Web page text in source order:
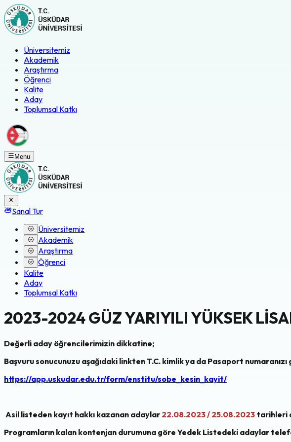
Üniversitemiz
Akademik
Araştırma
Öğrenci
Kalite
Aday
Toplumsal Katkı
Menu
Sanal Tur
Üniversitemiz
Akademik
Araştırma
Öğrenci
Kalite
Aday
Toplumsal Katkı
2023-2024 GÜZ YARIYILI YÜKSEK
Değerli aday öğrencilerimizin dikkatine;
Başvuru sonucunuzu aşağıdaki linkten T.C. kimlik ya da Pasaport
https://app.uskudar.edu.tr/form/enstitu/sobe_kesin_kayit/
Asil listeden kayıt hakkı kazanan adaylar 22.08.2023 / 25.08.2023 tarihleri
Programların kalan kontenjan durumuna göre Yedek Listedeki adaylar